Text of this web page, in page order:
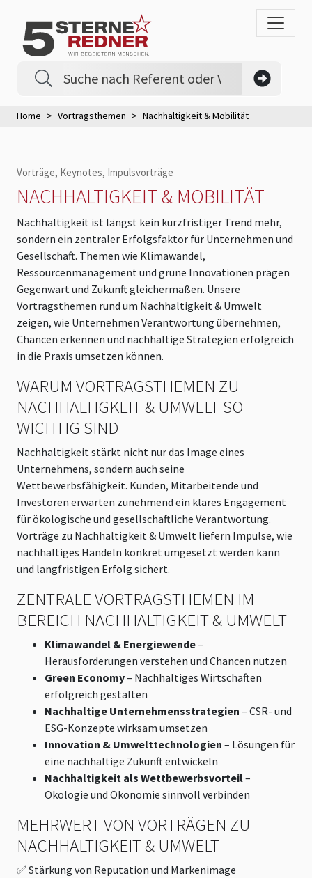
Home Vortragsthemen Nachhaltigkeit & Mobilität
Vorträge, Keynotes, Impulsvorträge
NACHHALTIGKEIT & MOBILITÄT
Nachhaltigkeit ist längst kein kurzfristiger Trend mehr,
sondern ein zentraler Erfolgsfaktor für Unternehmen und
Gesellschaft. Themen wie Klimawandel,
Ressourcenmanagement und grüne Innovationen prägen
Gegenwart und Zukunft gleichermaßen. Unsere
Vortragsthemen rund um Nachhaltigkeit & Umwelt
zeigen, wie Unternehmen Verantwortung übernehmen,
Chancen erkennen und nachhaltige Strategien erfolgreich
in die Praxis umsetzen können.
WARUM VORTRAGSTHEMEN ZU
NACHHALTIGKEIT & UMWELT SO
WICHTIG SIND
Nachhaltigkeit stärkt nicht nur das Image eines
Unternehmens, sondern auch seine
Wettbewerbsfähigkeit. Kunden, Mitarbeitende und
Investoren erwarten zunehmend ein klares Engagement
für ökologische und gesellschaftliche Verantwortung.
Vorträge zu Nachhaltigkeit & Umwelt liefern Impulse, wie
nachhaltiges Handeln konkret umgesetzt werden kann
und langfristigen Erfolg sichert.
ZENTRALE VORTRAGSTHEMEN IM
BEREICH NACHHALTIGKEIT & UMWELT
Klimawandel & Energiewende–
Herausforderungen verstehen und Chancen nutzen
Green Economy– Nachhaltiges Wirtschaften
erfolgreich gestalten
Nachhaltige Unternehmensstrategien – CSR- und
ESG-Konzepte wirksam umsetzen
Innovation & Umwelttechnologien – Lösungen für
eine nachhaltige Zukunft entwickeln
Nachhaltigkeit als Wettbewerbsvorteil–
Ökologie und Ökonomie sinnvoll verbinden
MEHRWERT VON VORTRÄGEN ZU
NACHHALTIGKEIT & UMWELT
✅ Stärkung von Reputation und Markenimage